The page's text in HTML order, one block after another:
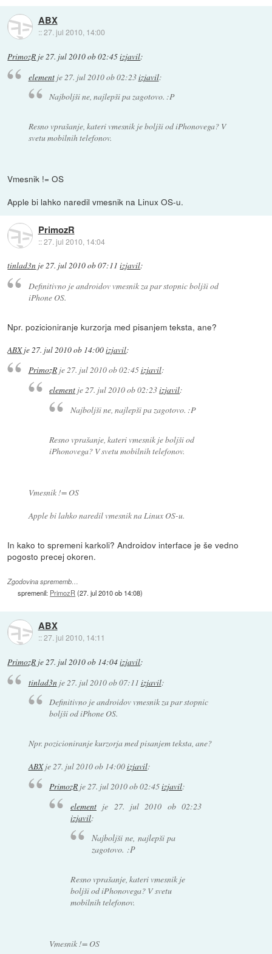
ABX
::27. jul 2010, 14:00
PrimozR je27. jul 2010 ob 02:45izjavil:
elementje 27. jul 2010 ob 02:23izjavil:
Najboljši ne, najlepši pa zagotovo. :P
Resno vprašanje, kateri vmesnik je boljši od iPhonovega? V
svetu mobilnih telefonov.
Vmesnik != OS
Apple bi lahko naredil vmesnik na Linux OS-u.
PrimozR
::27. jul 2010, 14:04
tinlad3n je27. jul 2010 ob 07:11 izjavil:
Definitivno je androidov vmesnik za par stopnic boljši od
iPhone OS.
Npr. pozicioniranje kurzorja med pisanjem teksta, ane?
ABXje27. jul 2010 ob 14:00izjavil:
PrimozRje27. jul 2010 ob 02:45izjavil:
element je27. jul 2010 ob 02:23izjavil:
Najboljši ne, najlepši pa zagotovo. :P
Resno vprašanje, kateri vmesnik je boljši od
iPhonovega? V svetu mobilnih telefonov.
Vmesnik != OS
Apple bi lahko naredil vmesnik na Linux OS-u.
In kako to spremeni karkoli? Androidov interface je še vedno
pogosto precej okoren.
Zgodovina sprememb…
spremenil: PrimozR (27. jul 2010 ob 14:08)
ABX
::27. jul 2010, 14:11
PrimozR je27. jul 2010 ob 14:04izjavil:
tinlad3nje 27. jul 2010 ob 07:11 izjavil:
Definitivno je androidov vmesnik za par stopnic
boljši od iPhone OS.
Npr. pozicioniranje kurzorja med pisanjem teksta, ane?
ABXje27. jul 2010 ob 14:00izjavil:
PrimozR je27. jul 2010 ob 02:45izjavil:
elementje 27. jul 2010 ob 02:23
izjavil:
Najboljši ne, najlepši pa
zagotovo. :P
Resno vprašanje, kateri vmesnik je
boljši od iPhonovega? V svetu
mobilnih telefonov.
Vmesnik != OS